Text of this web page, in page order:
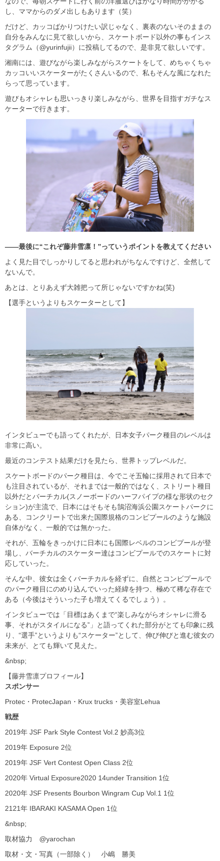
し、ママからのダメ出しもあります（笑）
だけど、カッコばかりつけたい訳じゃなく、裏表のないそのままの
自分をみんなに見て欲しいから、スケートボード以外の事もインス
タグラム（@yurinfujii）に投稿してるので、是非見て欲しいです。
湘南には、遊びながら楽しみながらスケートをして、めちゃくちゃ
カッコいいスケーターがたくさんいるので、私もそんな風になれた
らって思っています。
遊びもオシャレも思いっきり楽しみながら、世界を目指すガチなス
ケーターで行きます。
――最後に“これぞ藤井雪凛！”っていうポイントを教えてください
よく見た目でしっかりしてると思われがちなんですけど、全然して
ないんで。
あとは、とりあえず大雑把って所じゃないですかね(笑)
【選手というよりもスケーターとして】
インタビューでも語ってくれたが、日本女子パーク種目のレベルは
非常に高い。
最近のコンテスト結果だけを見たら、世界トップレベルだ。
スケートボードのパーク種目は、今でこそ五輪に採用されて日本で
も注目されているが、それまでは一般的ではなく、ストリート種目
以外だとバーチカル(スノーボードのハーフパイプの様な形状のセク
ション)が主流で、日本にはそもそも鵠沼海浜公園スケートパークに
ある、コンクリートで出来た国際規格のコンビプールのような施設
自体がなく、一般的では無かった。
それが、五輪をきっかけに日本にも国際レベルのコンビプールが登
場し、バーチカルのスケーター達はコンビプールでのスケートに対
応していった。
そんな中、彼女は全くバーチカルを経ずに、自然とコンビプールで
のパーク種目にのめり込んでいった経緯を持つ、極めて稀な存在で
ある（今後はそういった子も増えてくるでしょう）。
インタビューでは「目標はあくまで“楽しみながらオシャレに滑る
事、それがスタイルになる”」と語ってくれた部分がとても印象に残
り、“選手”というよりも“スケーター”として、伸び伸びと進む彼女の
未来が、とても輝いて見えた。
&nbsp;
【藤井雪凛プロフィール】
スポンサー
Protec・ProtecJapan・Krux trucks・美容室Lehua
戦歴
2019年 JSF Park Style Contest Vol.2 妙高3位
2019年 Exposure 2位
2019年 JSF Vert Contest Open Class 2位
2020年 Virtual Exposure2020 14under Transition 1位
2020年 JSF Presents Bourbon Wingram Cup Vol.1 1位
2121年 IBARAKI KASAMA Open 1位
&nbsp;
取材協力 @yarochan
取材・文・写真（一部除く） 小嶋 勝美